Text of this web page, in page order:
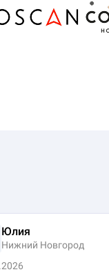
Юлия
Нижний Новгород